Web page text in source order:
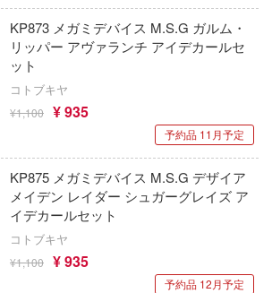
KP873 メガミデバイス M.S.G ガルム・
リッパー アヴァランチ アイデカールセ
ット
コトブキヤ
¥1,100 ¥ 935
予約品 11月予定
KP875 メガミデバイス M.S.G デザイア
メイデン レイダー シュガーグレイズ ア
イデカールセット
コトブキヤ
¥1,100 ¥ 935
予約品 12月予定
30 MINUTES FANTASY(サーティ ミニッ
タジー)
Summer Pockets
30 MINUTES SISTERS (サーティ ミニッ
ターズ)
終末のハーレム
シャーマンキング
死亡遊戯で飯を食う。
ヴェスパモデルキット(ビーバーコーポレ
ン)
ヴェスピッドモデル(ビーバーコーポレー
VIARGIEY(ヴァイアルギー)
VISION
Vivify
尤雅(東京フィギュア)
ウィングジーキット(ビーバーコーポレー